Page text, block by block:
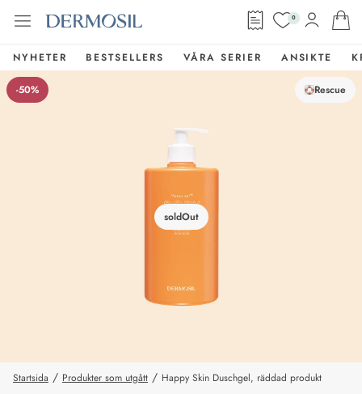
0
NYHETER BESTSELLERS VÅRA SERIER ANSIKTE
soldOut
-50% Rescue
Startsida / Produkter som utgått / Happy Skin Duschgel, räddad produkt